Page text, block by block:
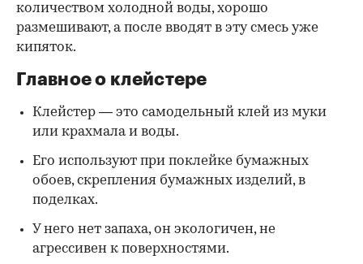
количеством холодной воды, хорошо
размешивают, а после вводят в эту смесь уже
кипяток.
Главное о клейстере
Клейстер — это самодельный клей из муки
или крахмала и воды.
Его используют при поклейке бумажных
обоев, скрепления бумажных изделий, в
поделках.
У него нет запаха, он экологичен, не
агрессивен к поверхностями.